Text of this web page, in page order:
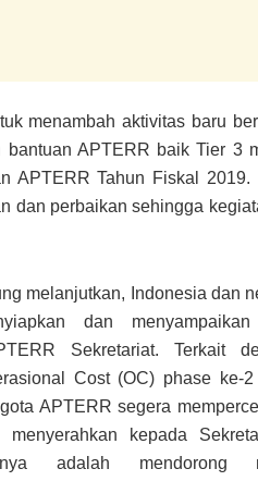
menambah aktivitas baru
APTERR baik Tier 3
APTERR Tahun Fiskal
dan perbaikan sehingga
melanjutkan, Indonesia dan
dan
Sekretariat. Terkait
Cost (OC) phase ke-
APTERR segera
menyerahkan kepada
adalah mendorong